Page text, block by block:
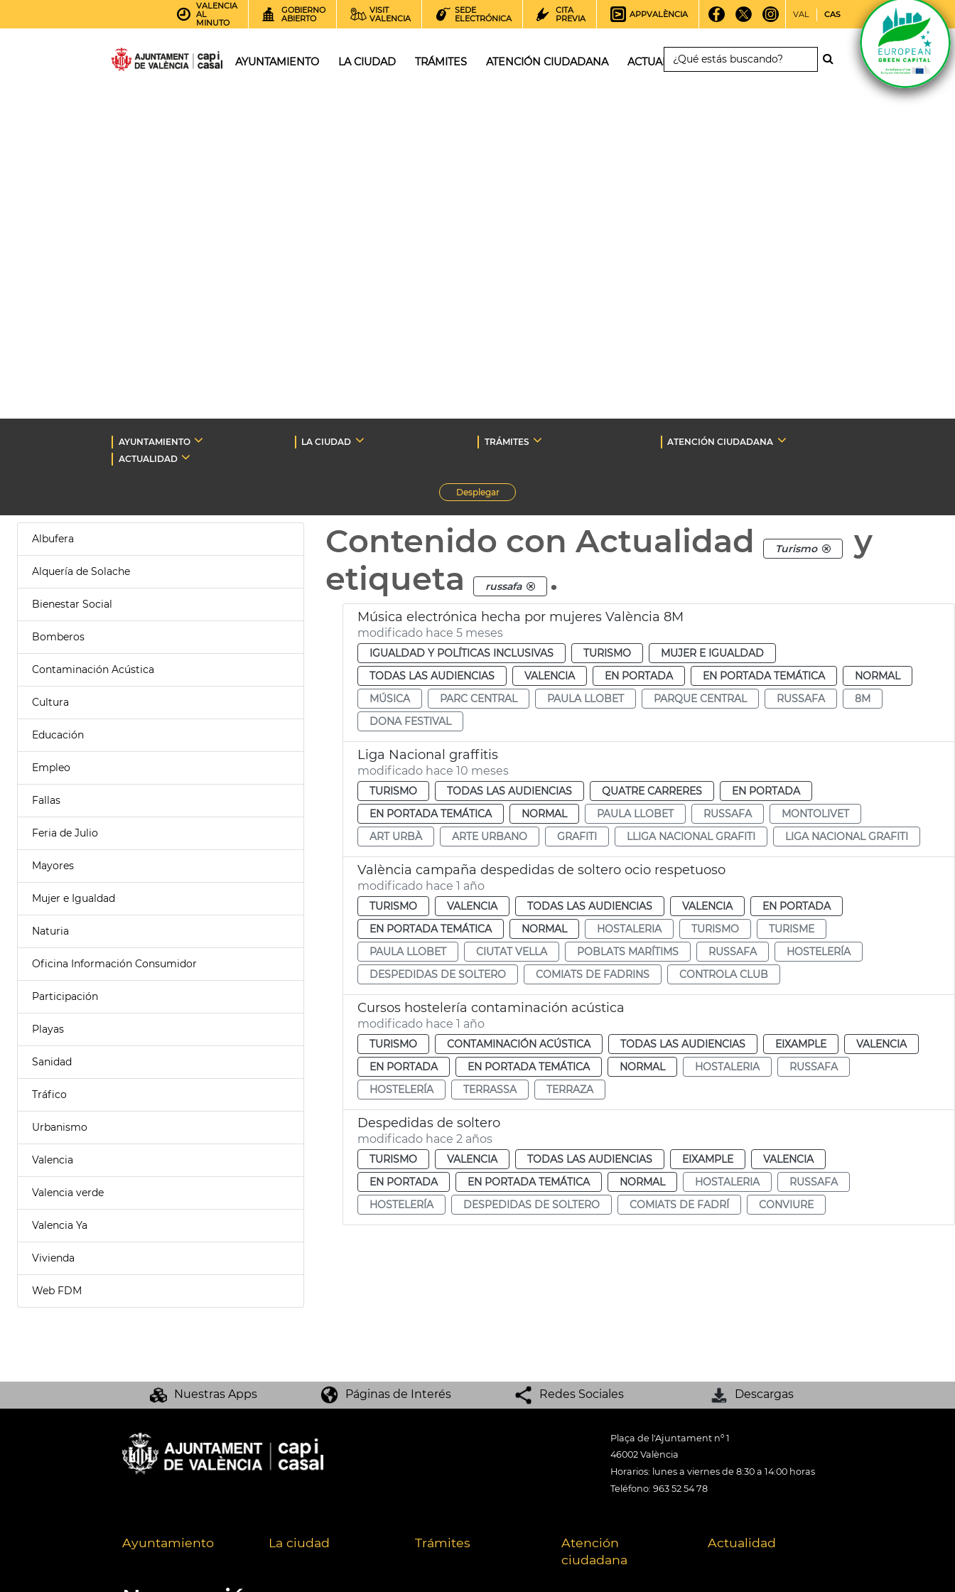
VALENCIA
AL
MINUTO
GOBIERNO
ABIERTO
VISIT
VALENCIA
SEDE
ELECTRÓNICA
CITA
PREVIA
APPVALÈNCIA VAL CAS
AYUNTAMIENTO LA CIUDAD TRÁMITES ATENCIÓN CIUDADANA ACTUALIDAD
AYUNTAMIENTO LA CIUDAD TRÁMITES
ATENCIÓN CIUDADANA
ACTUALIDAD
Desplegar
Albufera
Alquería de Solache
Bienestar Social
Bomberos
Contaminación Acústica
Cultura
Educación
Empleo
Fallas
Feria de Julio
Mayores
Mujer e Igualdad
Naturia
Oficina Información Consumidor
Participación
Playas
Sanidad
Tráfico
Urbanismo
Valencia
Valencia verde
Valencia Ya
Vivienda
Web FDM
Contenido con Actualidad Turismo
y
etiqueta
russafa .
Música electrónica hecha por mujeres València 8M
modificado hace 5 meses
IGUALDAD Y POLÍTICAS INCLUSIVAS TURISMO
MUJER E IGUALDAD
TODAS LAS AUDIENCIAS
VALENCIA EN PORTADA EN PORTADA TEMÁTICA
NORMAL
MÚSICA
PARC CENTRAL PAULA LLOBET PARQUE CENTRAL RUSSAFA
8M
DONA FESTIVAL
Liga Nacional graffitis
modificado hace 10 meses
TURISMO TODAS LAS AUDIENCIAS QUATRE CARRERES
EN PORTADA
EN PORTADA TEMÁTICA
NORMAL PAULA LLOBET RUSSAFA
MONTOLIVET
ART URBÀ
ARTE URBANO GRAFITI LLIGA NACIONAL GRAFITI LIGA NACIONAL GRAFITI
València campaña despedidas de soltero ocio respetuoso
modificado hace 1 año
TURISMO VALENCIA TODAS LAS AUDIENCIAS VALENCIA
EN PORTADA
EN PORTADA TEMÁTICA
NORMAL HOSTALERIA TURISMO
TURISME
PAULA LLOBET
CIUTAT VELLA POBLATS MARÍTIMS RUSSAFA
HOSTELERÍA
DESPEDIDAS DE SOLTERO
COMIATS DE FADRINS CONTROLA CLUB
Cursos hostelería contaminación acústica
modificado hace 1 año
TURISMO CONTAMINACIÓN ACÚSTICA TODAS LAS AUDIENCIAS EIXAMPLE
VALENCIA
EN PORTADA
EN PORTADA TEMÁTICA NORMAL HOSTALERIA
RUSSAFA
HOSTELERÍA
TERRASSA TERRAZA
Despedidas de soltero
modificado hace 2 años
TURISMO VALENCIA TODAS LAS AUDIENCIAS EIXAMPLE
VALENCIA
EN PORTADA
EN PORTADA TEMÁTICA NORMAL HOSTALERIA
RUSSAFA
HOSTELERÍA
DESPEDIDAS DE SOLTERO COMIATS DE FADRÍ CONVIURE
Nuestras Apps Páginas de Interés Redes Sociales Descargas
Plaça de l'Ajuntament nº 1
46002 València
Horarios: lunes a viernes de 8:30 a 14:00 horas
Teléfono: 963 52 54 78
Ayuntamiento La ciudad Trámites
Atención
ciudadana
Actualidad